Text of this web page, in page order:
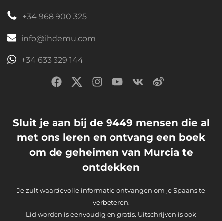
+34 968 900 325
info@ihdemu.com
+34 633 329 144
Sluit je aan bij de 9449 mensen die al
met ons leren en ontvang een boek
om de geheimen van Murcia te
ontdekken
Je zult waardevolle informatie ontvangen om je Spaans te
verbeteren.
Lid worden is eenvoudig en gratis. Uitschrijven is ook